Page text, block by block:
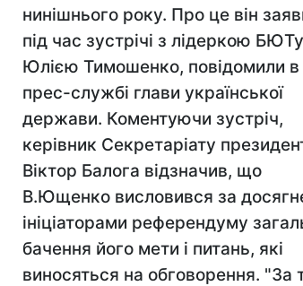
нинішнього року. Про це він
під час зустрічі з лідеркою БЮТу
Юлією Тимошенко, повідомили в
прес-службі глави української
держави. Коментуючи зустріч,
керівник Секретаріату
Віктор Балога відзначив, що
В.Ющенко висловився за
ініціаторами референдуму
бачення його мети і питань, які
виносяться на обговорення. "За